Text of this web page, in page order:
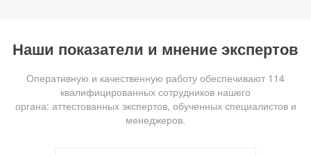
Наши показатели и мнение экспертов
Оперативную и качественную работу обеспечивают 114
квалифицированных сотрудников нашего
органа: аттестованных экспертов, обученных специалистов и
менеджеров.